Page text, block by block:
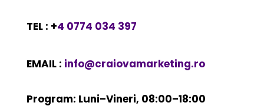
TEL : +4 0774 034 397
EMAIL : info@craiovamarketing.ro
Program: Luni–Vineri, 08:00–18:00